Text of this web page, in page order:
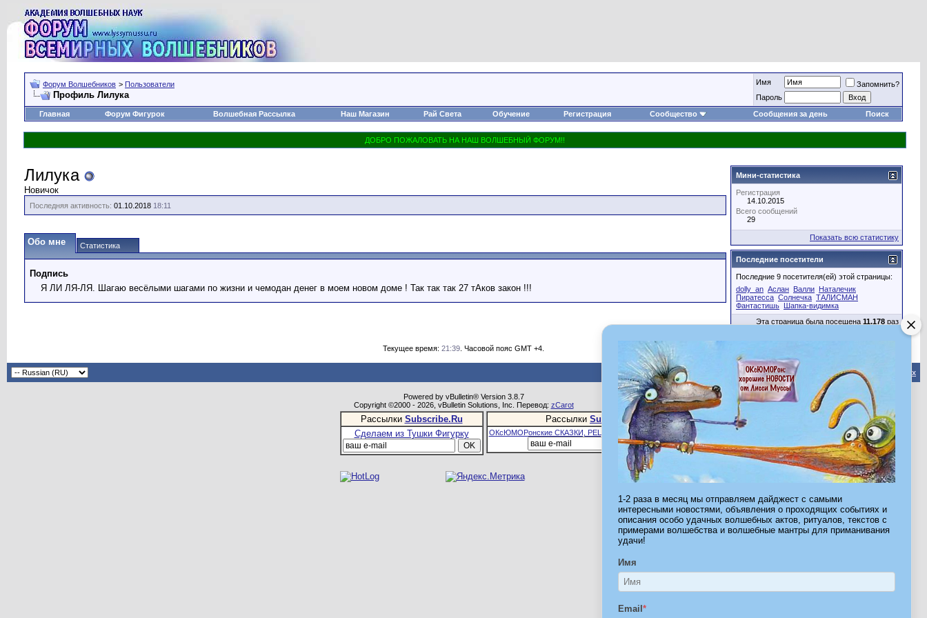
1-2 раза в месяц мы отправляем дайджест с самыми
интересными новостями, объявления о проходящих событиях и
описания особо удачных волшебных актов, ритуалов, текстов с
примерами волшебства и волшебные мантры для приманивания
удачи!
Имя
Email *
Форум Волшебников > Пользователи
Профиль Лилука
Имя
Запомнить?
Пароль
Главная
Форум Фигурок Волшебная Рассылка Наш Магазин Рай Света Обучение Регистрация Сообщество Сообщения за день Поиск
Лилука
Новичок
Последняя активность: 01.10.2018 18:11
Обо мне Статистика
Подпись
Я ЛИ ЛЯ-ЛЯ. Шагаю весёлыми шагами по жизни и чемодан денег в моем новом доме ! Так так так 27 тАков закон !!!
Мини-статистика
Регистрация
14.10.2015
Всего сообщений
29
Показать всю статистику
Последние посетители
Последние 9 посетителя(ей) этой страницы:
dolly_an Аслан Валли Наталечик
Пиратесса Солнечка ТАЛИСМАН
Фантастишь Шапка-видимка
Эта страница была посещена 11,178 раз
Текущее время: 21:39 . Часовой пояс GMT +4.
Обратная связь-Форум Волшебников-Архив Вверх
Powered by vBulletin® Version 3.8.7
Copyright ©2000 - 2026, vBulletin Solutions, Inc. Перевод: zCarot
Рассылки Subscribe.Ru
Сделаем из Тушки Фигурку
Рассылки Subscribe.Ru
ОКсЮМОРонские СКАЗКИ, РЕЦЕПТЫ И ШТУЧКИ ДЛЯ ВСЕХ